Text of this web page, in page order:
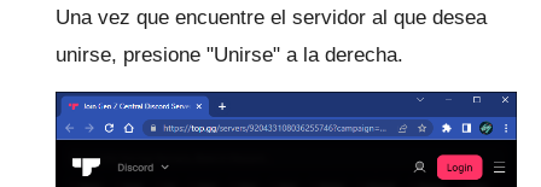
Una vez que encuentre el servidor al que desea
unirse, presione "Unirse" a la derecha.